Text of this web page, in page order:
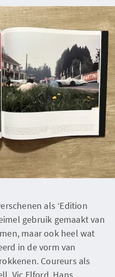
als ‘Edition
gebruik gemaakt van
maar ook heel wat
in de vorm van
Coureurs als